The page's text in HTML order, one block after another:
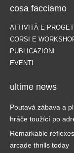
cosa facciamo
ATTIVITÀ E
CORSI E
PUBLICAZIONI
EVENTI
ultime news
Poutavá zábava a
hráče toužící po
Remarkable
arcade thrills today